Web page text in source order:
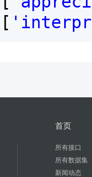
[
首页
所有接口
所有数据集
新闻动态